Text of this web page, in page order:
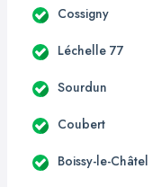
Cossigny
Léchelle 77
Sourdun
Coubert
Boissy-le-Châtel